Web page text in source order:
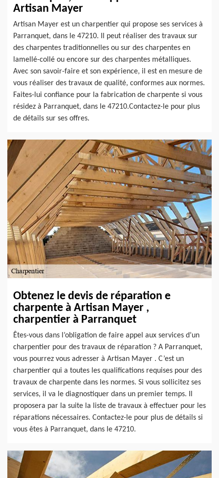
Artisan Mayer
Artisan Mayer est un charpentier qui propose ses services à
Parranquet, dans le 47210. Il peut réaliser des travaux sur
des charpentes traditionnelles ou sur des charpentes en
lamellé-collé ou encore sur des charpentes métalliques.
Avec son savoir-faire et son expérience, il est en mesure de
vous réaliser des travaux de qualité, conformes aux normes.
Faites-lui confiance pour la fabrication de charpente si vous
résidez à Parranquet, dans le 47210.Contactez-le pour plus
de détails sur ses offres.
Obtenez le devis de réparation e
charpente à Artisan Mayer ,
charpentier à Parranquet
Êtes-vous dans l’obligation de faire appel aux services d’un
charpentier pour des travaux de réparation ? A Parranquet,
vous pourrez vous adresser à Artisan Mayer . C’est un
charpentier qui a toutes les qualifications requises pour des
travaux de charpente dans les normes. Si vous sollicitez ses
services, il va le diagnostiquer dans un premier temps. Il
proposera par la suite la liste de travaux à effectuer pour les
réparations nécessaires. Contactez-le pour plus de détails si
vous êtes à Parranquet, dans le 47210.